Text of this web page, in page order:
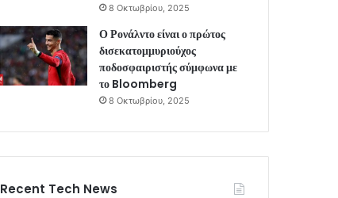
8 Οκτωβρίου, 2025
Ο Ρονάλντο είναι ο πρώτος
δισεκατομμυριούχος
ποδοσφαιριστής σύμφωνα με
το Bloomberg
8 Οκτωβρίου, 2025
Recent Tech News